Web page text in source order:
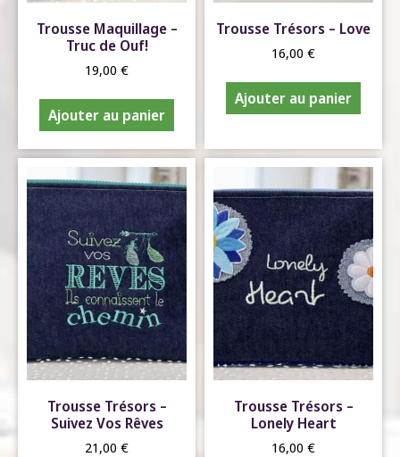
Trousse Maquillage –
Truc de Ouf!
19,00 €
Ajouter au panier
Trousse Trésors – Love
16,00 €
Ajouter au panier
Trousse Trésors –
Suivez Vos Rêves
21,00 €
Trousse Trésors –
Lonely Heart
16,00 €